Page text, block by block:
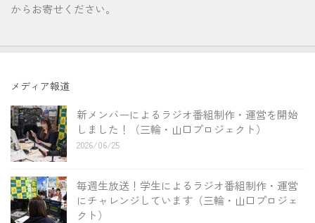
からお寄せください。
メディア報道
新メンバーによるラジオ番組制作・運営を開始
しました！（三輪・山口プロジェクト）
2026/06/25
毎週生放送！学生によるラジオ番組制作・運営
にチャレンジしています（三輪・山口プロジェ
クト）